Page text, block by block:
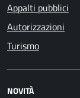
Appalti pubblici
Autorizzazioni
Turismo
NOVITÀ